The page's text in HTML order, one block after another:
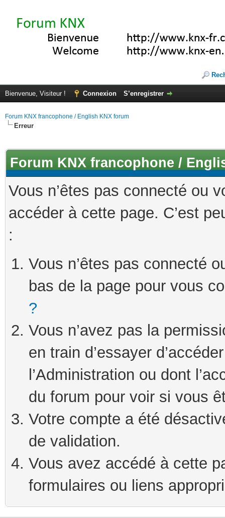
Bienvenue, Visiteur ! Connexion S’enregistrer
Forum KNX francophone / English KNX forum
Erreur
Forum KNX francophone /
Vous n’êtes pas connecté ou
accéder à cette page. C’est
:
Vous n’êtes pas connecté
bas de la page pour vous
?
Vous n’avez pas la
en train d’essayer
l’Administration ou dont
du forum pour voir si vous
Votre compte a été
de validation.
Vous avez accédé à cette
formulaires ou liens